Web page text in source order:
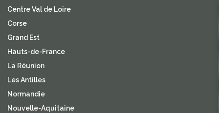
Centre Val de Loire
Corse
Grand Est
Hauts-de-France
La Réunion
Les Antilles
Normandie
Nouvelle-Aquitaine